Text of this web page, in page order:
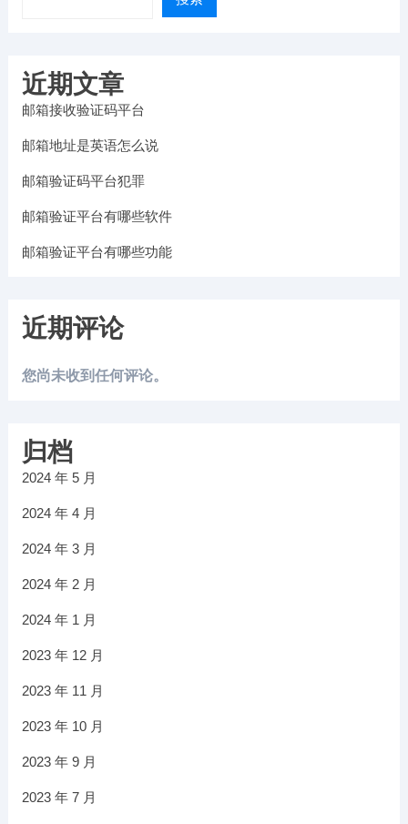
近期文章
邮箱接收验证码平台
邮箱地址是英语怎么说
邮箱验证码平台犯罪
邮箱验证平台有哪些软件
邮箱验证平台有哪些功能
近期评论
您尚未收到任何评论。
归档
2024 年 5 月
2024 年 4 月
2024 年 3 月
2024 年 2 月
2024 年 1 月
2023 年 12 月
2023 年 11 月
2023 年 10 月
2023 年 9 月
2023 年 7 月